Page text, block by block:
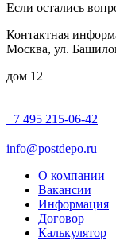
Если остались
Контактная
Москва, ул.
дом 12
+7 495 215-06-42
info@postdepo.ru
О компании
Вакансии
Информация
Договор
Калькулятор